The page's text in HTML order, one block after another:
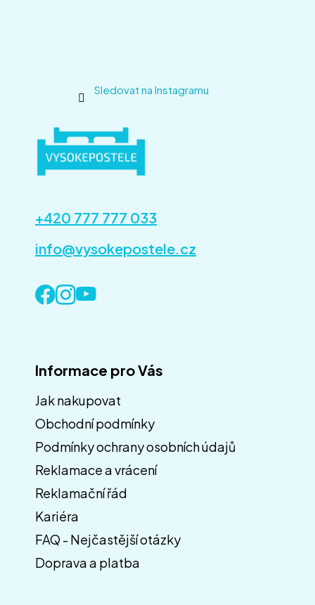
á
p
a
Sledovat na Instagramu
+420 777 777 033
info@vysokepostele.cz
Informace pro Vás
Jak nakupovat
Obchodní podmínky
Podmínky ochrany osobních údajů
Reklamace a vrácení
Reklamační řád
Kariéra
FAQ - Nejčastější otázky
Doprava a platba